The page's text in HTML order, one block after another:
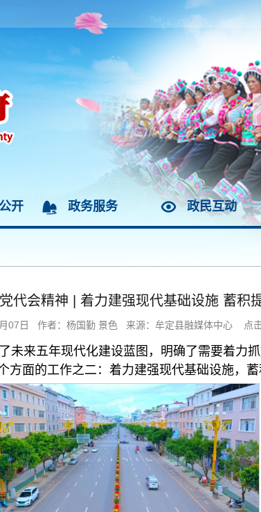
开 政务服务 政民互动
代会精神 | 着力建强现代基础设施 蓄积
月07日 作者：杨国勤 景色 来源：牟定县融媒体中心 点
未来五年现代化建设蓝图，明确了需要着力
面的工作之二：着力建强现代基础设施，蓄